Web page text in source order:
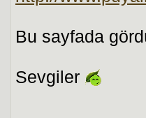
Bu sayfada
Sevgiler